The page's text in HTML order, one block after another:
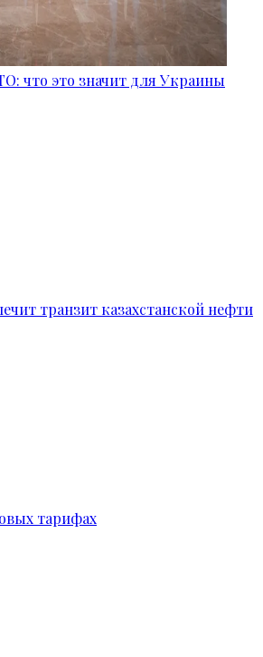
что это значит для Украины
транзит казахстанской нефти
тарифах